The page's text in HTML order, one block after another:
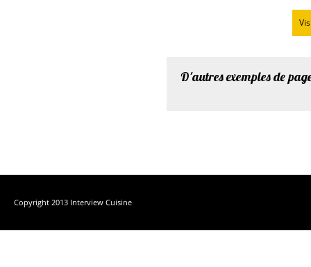
D'autres exemples de
Copyright 2013 Interview Cuisine